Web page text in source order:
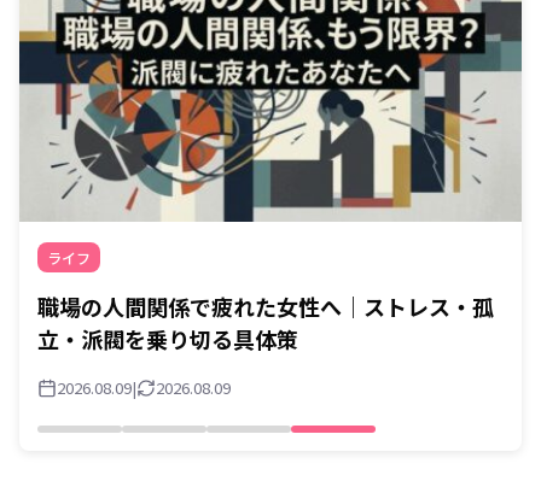
ライフ
職場の人間関係で疲れた女性へ｜ストレス・孤
立・派閥を乗り切る具体策
2026.08.09| 2026.08.09